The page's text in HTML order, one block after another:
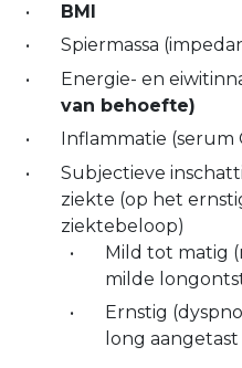
BMI
Spiermassa
Energie- en
van behoefte)
Inflammatie (serum
Subjectieve
ziekte (op het
ziektebeloop)
Mild tot matig
milde
Ernstig
long aangetast